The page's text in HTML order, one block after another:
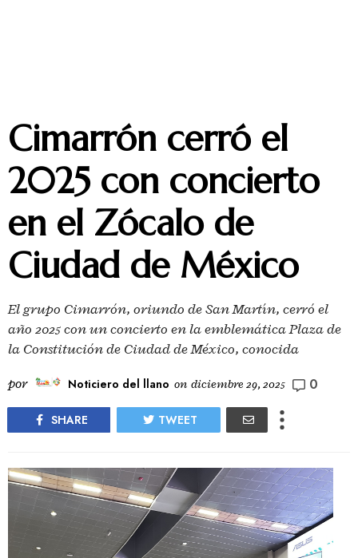
Cimarrón cerró el
2025 con concierto
en el Zócalo de
Ciudad de México
El grupo Cimarrón, oriundo de San Martín, cerró el
año 2025 con un concierto en la emblemática Plaza de
la Constitución de Ciudad de México, conocida
por Noticiero del llano on diciembre 29, 2025 0
SHARE TWEET